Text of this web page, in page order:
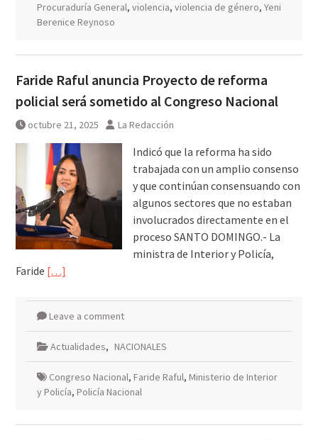
Procuraduría General, violencia, violencia de género, Yeni
Berenice Reynoso
Faride Raful anuncia Proyecto de reforma
policial será sometido al Congreso Nacional
octubre 21, 2025 La Redacción
Indicó que la reforma ha sido
trabajada con un amplio consenso
y que continúan consensuando con
algunos sectores que no estaban
involucrados directamente en el
proceso SANTO DOMINGO.- La
ministra de Interior y Policía,
Faride […]
Leave a comment
Actualidades, NACIONALES
Congreso Nacional, Faride Raful, Ministerio de Interior
y Policía, Policía Nacional